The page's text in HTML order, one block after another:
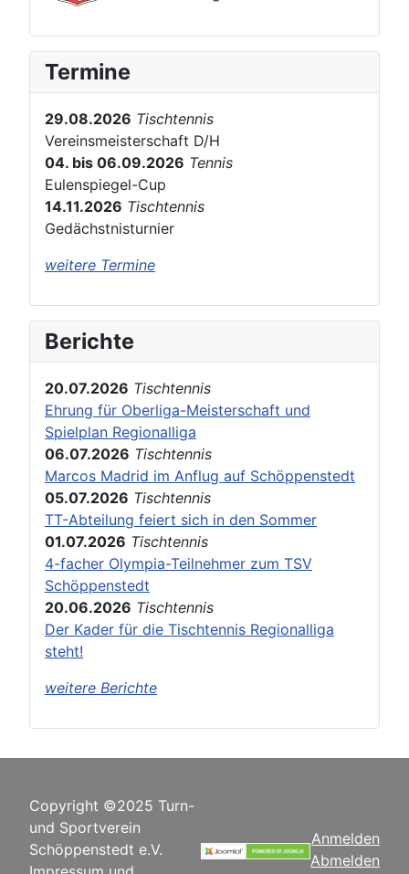
Termine
29.08.2026 Tischtennis
Vereinsmeisterschaft D/H
04. bis 06.09.2026 Tennis
Eulenspiegel-Cup
14.11.2026 Tischtennis
Gedächstnisturnier
weitere Termine
Berichte
20.07.2026 Tischtennis
Ehrung für Oberliga-Meisterschaft und
Spielplan Regionalliga
06.07.2026 Tischtennis
Marcos Madrid im Anflug auf Schöppenstedt
05.07.2026 Tischtennis
TT-Abteilung feiert sich in den Sommer
01.07.2026 Tischtennis
4-facher Olympia-Teilnehmer zum TSV
Schöppenstedt
20.06.2026 Tischtennis
Der Kader für die Tischtennis Regionalliga
steht!
weitere Berichte
Copyright ©2025 Turn-
und Sportverein
Schöppenstedt e.V.
Anmelden
Abmelden